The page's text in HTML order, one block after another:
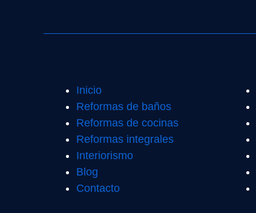
Inicio
Reformas de baños
Reformas de cocinas
Reformas integrales
Interiorismo
Blog
Contacto